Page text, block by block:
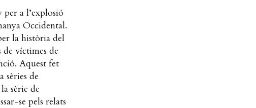
per a l’explosió
Occidental.
la història del
víctimes de
Aquest fet
sèries de
sèrie de
se pels relats